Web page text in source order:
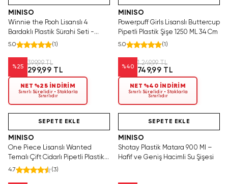
MINISO
Winnie the Pooh Lisanslı 4
Bardaklı Plastik Sürahi Seti -
1000 ml
5.0 (1 )
%25
399,99 TL
299,99 TL
NET %25 İNDİRİM
Sınırlı Sürelidir • Stoklarla
Sınırlıdır
MINISO
Powerpuff Girls Lisanslı Buttercup
Pipetli Plastik Şişe 1250 ML 34 Cm
5.0 (1 )
%40
1.249,99 TL
749,99 TL
NET %40 İNDİRİM
Sınırlı Sürelidir • Stoklarla
Sınırlıdır
Tükenmeden Satın Al
SEPETE EKLE
MINISO
One Piece Lisanslı Wanted
Temalı Çift Cidarlı Pipetli Plastik
Su Kabı – 420 ml Terleme
4.7 (3)
SEPETE EKLE
MINISO
Shotay Plastik Matara 900 Ml –
Hafif ve Geniş Hacimli Su Şişesi